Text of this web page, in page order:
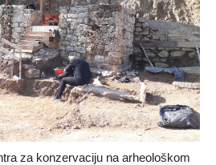
za konzervaciju na arheološkom